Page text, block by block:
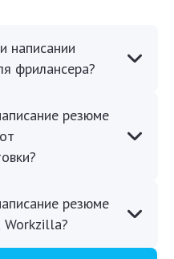
написании
фрилансера?
резюме
резюме
Workzilla?